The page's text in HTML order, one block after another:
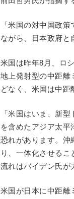
「米国の対中国政
ながら、日本政府と
米国は昨年8月、ロ
地上発射型の中距離
どなく、米国は中距
「米国はいま、新
を含めたアジア太平
恐れがあります。沖
り、一体化させる
流れはバイデン氏が
米国が日本に中距離